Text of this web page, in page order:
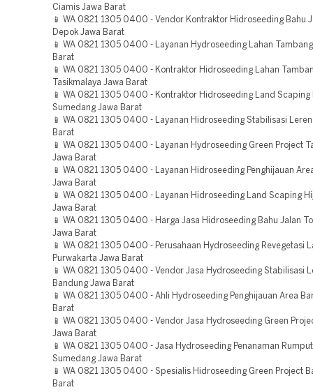
Ciamis Jawa Barat
📱 WA 0821 1305 0400 - Vendor Kontraktor Hidroseeding Bahu
Depok Jawa Barat
📱 WA 0821 1305 0400 - Layanan Hydroseeding Lahan
Barat
📱 WA 0821 1305 0400 - Kontraktor Hidroseeding Lahan
Tasikmalaya Jawa Barat
📱 WA 0821 1305 0400 - Kontraktor Hidroseeding Land Scaping
Sumedang Jawa Barat
📱 WA 0821 1305 0400 - Layanan Hidroseeding Stabilisasi
Barat
📱 WA 0821 1305 0400 - Layanan Hydroseeding Green Project
Jawa Barat
📱 WA 0821 1305 0400 - Layanan Hidroseeding Penghijauan
Jawa Barat
📱 WA 0821 1305 0400 - Layanan Hidroseeding Land Scaping
Jawa Barat
📱 WA 0821 1305 0400 - Harga Jasa Hidroseeding Bahu Jalan
Jawa Barat
📱 WA 0821 1305 0400 - Perusahaan Hydroseeding Revegetasi
Purwakarta Jawa Barat
📱 WA 0821 1305 0400 - Vendor Jasa Hydroseeding Stabilisasi
Bandung Jawa Barat
📱 WA 0821 1305 0400 - Ahli Hydroseeding Penghijauan Area
Barat
📱 WA 0821 1305 0400 - Vendor Jasa Hydroseeding Green
Jawa Barat
📱 WA 0821 1305 0400 - Jasa Hydroseeding Penanaman
Sumedang Jawa Barat
📱 WA 0821 1305 0400 - Spesialis Hidroseeding Green Project
Barat